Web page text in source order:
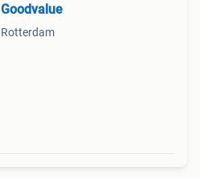
Goodvalue
Rotterdam